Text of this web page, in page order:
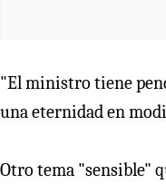
"El ministro tiene
una eternidad en
Otro tema "sensible"